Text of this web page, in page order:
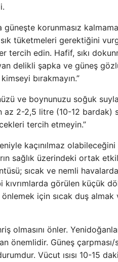
korunmasız
tüketmeleri gerektiğini
tercih edin. Hafif, sıkı
delikli şapka ve güneş
bırakmayın.”
ve boynunuzu soğuk
az 2-2,5 litre (10-12
tercih etmeyin.”
kaçınılmaz
sağlık üzerindeki ortak
sıcak ve nemli havalarda
görülen küçük
için sıcak duş almak
olmasını önler.
önemlidir. Güneş çarpması/
Vücut ısısı 10-15